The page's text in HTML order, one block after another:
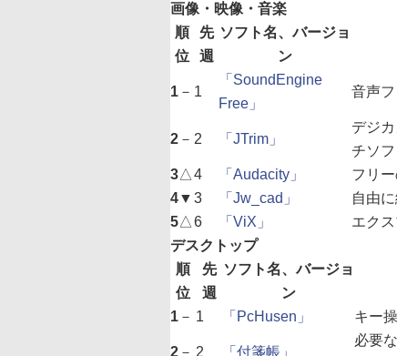
画像・映像・音楽
順
位
先
週
ソフト名、バージョ
ン
1 － 1
「SoundEngine
Free」
音声
2 － 2 「JTrim」
デジ
チソフ
3△4 「Audacity」 フリ
4▼ 3 「Jw_cad」 自由
5△6 「ViX」 エク
デスクトップ
順
位
先
週
ソフト名、バージョ
ン
1 － 1 「PcHusen」 キー
2 － 2 「付箋帳」
必要